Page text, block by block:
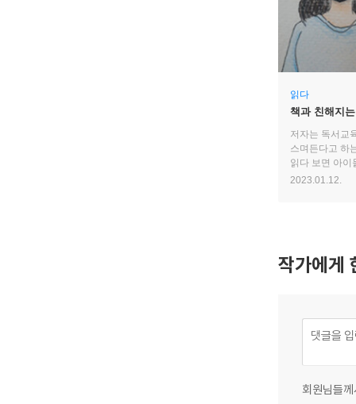
읽다
책과 친해지
저자는 독서교
스며든다고 하
읽다 보면 아이
교실에서 독서
2023.01.12.
작가에게
회원님들